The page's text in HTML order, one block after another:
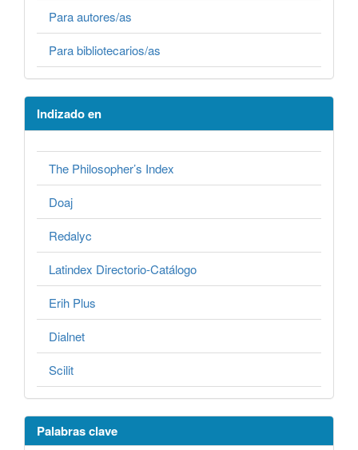
Para autores/as
Para bibliotecarios/as
Indizado en
The Philosopher’s Index
Doaj
Redalyc
Latindex Directorio-Catálogo
Erih Plus
Dialnet
Scilit
Palabras clave